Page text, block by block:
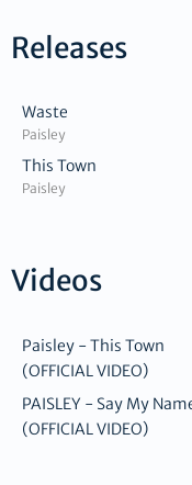
Releases
Waste
Paisley
This Town
Paisley
Videos
Paisley - This Town
(OFFICIAL VIDEO)
PAISLEY - Say My
(OFFICIAL VIDEO)